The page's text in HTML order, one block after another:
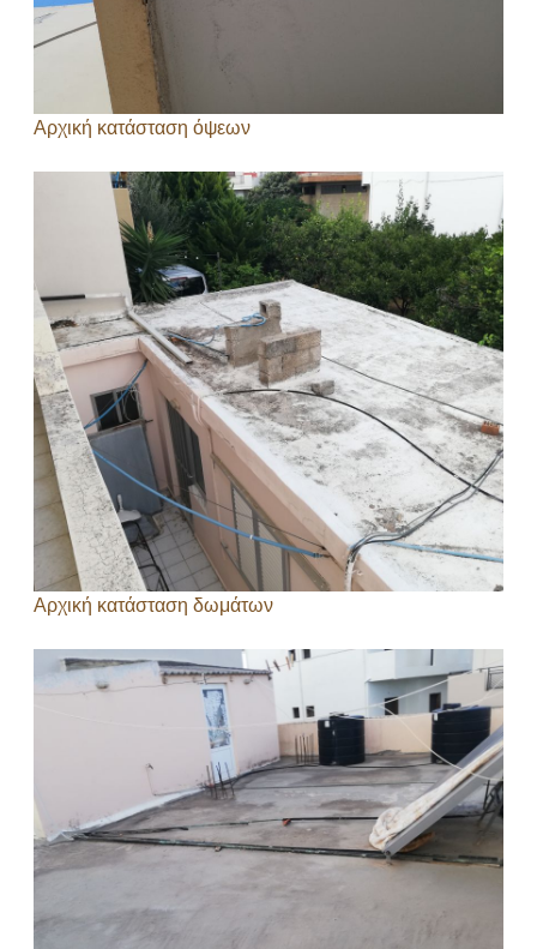
Αρχική κατάσταση όψεων
Αρχική κατάσταση δωμάτων